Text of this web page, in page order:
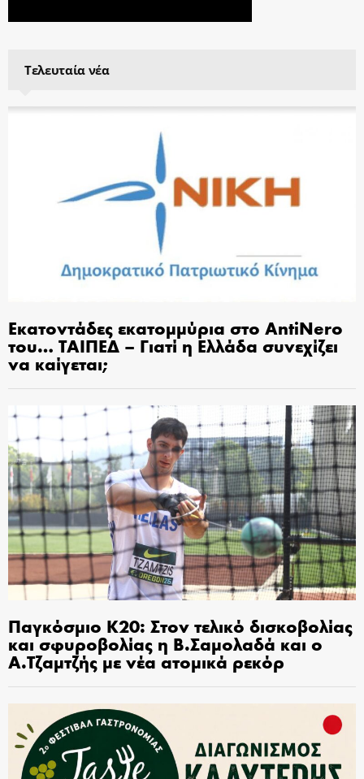
Τελευταία νέα
Εκατοντάδες εκατομμύρια στο AntiNero
του… ΤΑΙΠΕΔ – Γιατί η Ελλάδα συνεχίζει
να καίγεται;
Παγκόσμιο Κ20: Στον τελικό δισκοβολίας
και σφυροβολίας η Β.Σαμολαδά και ο
Α.Τζαμτζής με νέα ατομικά ρεκόρ